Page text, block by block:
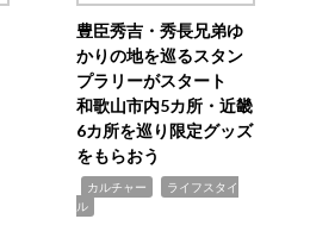
豊臣秀吉・秀長兄弟ゆ
かりの地を巡るスタン
プラリーがスタート
和歌山市内5カ所・近畿
6カ所を巡り限定グッズ
をもらおう
カルチャー
ライフスタイ
ル